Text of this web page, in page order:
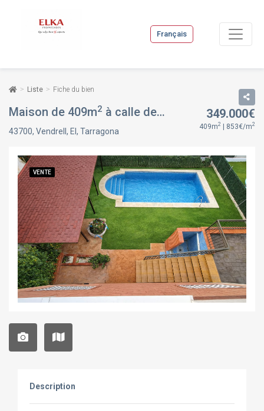
Français
Liste Fiche du bien
Maison de 409m2 à calle de josep puig i cadafalch, à Vendrell, El, Tarragona
43700, Vendrell, El, Tarragona
349.000€
409m2 | 853€/m2
VENTE
Description